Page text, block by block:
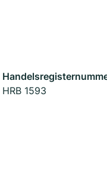
HRB 1593